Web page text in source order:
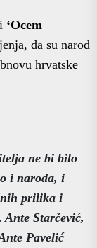
‘Ocem
da su narod
hrvatske
ne bi bilo
i naroda, i
prilika i
Starčević,
Pavelić